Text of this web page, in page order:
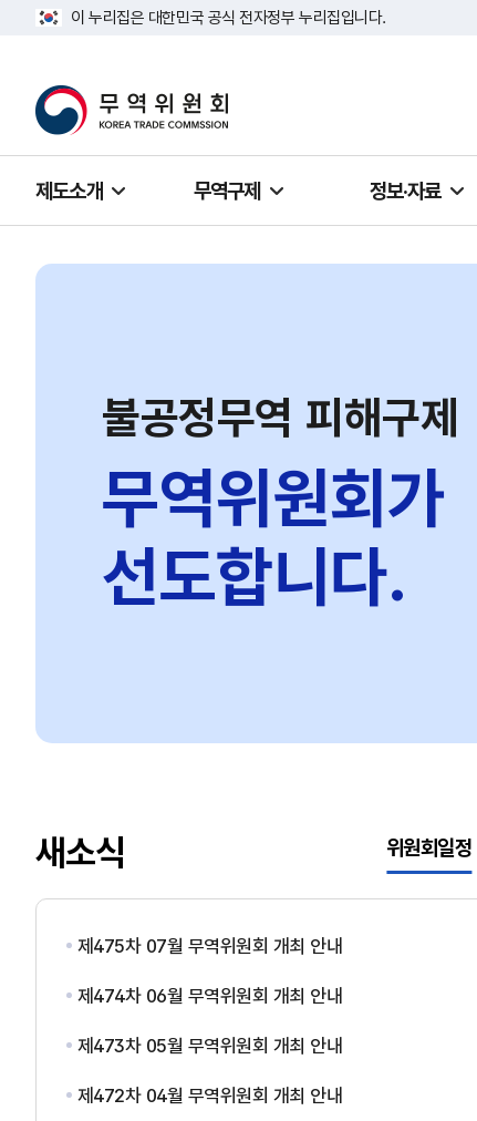
이 누리집은 대한민국 공식 전자정부 누리집입니다.
제도소개 무역구제 정보·자료
불공정무역 피해구제
무역위원회가
선도합니다.
새소식 위원회일정
제475차 07월 무역위원회 개최 안내
제474차 06월 무역위원회 개최 안내
제473차 05월 무역위원회 개최 안내
제472차 04월 무역위원회 개최 안내